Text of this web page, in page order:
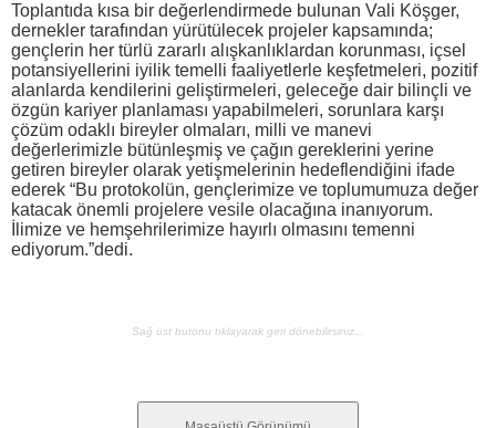
Toplantıda kısa bir değerlendirmede bulunan Vali Köşger,
dernekler tarafından yürütülecek projeler kapsamında;
gençlerin her türlü zararlı alışkanlıklardan korunması, içsel
potansiyellerini iyilik temelli faaliyetlerle keşfetmeleri, pozitif
alanlarda kendilerini geliştirmeleri, geleceğe dair bilinçli ve
özgün kariyer planlaması yapabilmeleri, sorunlara karşı
çözüm odaklı bireyler olmaları, milli ve manevi
değerlerimizle bütünleşmiş ve çağın gereklerini yerine
getiren bireyler olarak yetişmelerinin hedeflendiğini ifade
ederek “Bu protokolün, gençlerimize ve toplumumuza değer
katacak önemli projelere vesile olacağına inanıyorum.
İlimize ve hemşehrilerimize hayırlı olmasını temenni
ediyorum.”dedi.
Sağ üst butonu tıklayarak geri dönebilirsiniz...